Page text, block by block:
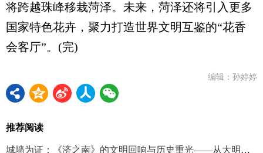
将跨越珠峰移栽菏泽。未来，菏泽还将引入更多
国家特色花卉，聚力打造世界文明互鉴的“花香
会客厅”。(完)
编辑：孙婷婷
推荐阅读
城墙为证：《济之南》的文明回响与历史重光——从大明湖西南遗址新发现说起